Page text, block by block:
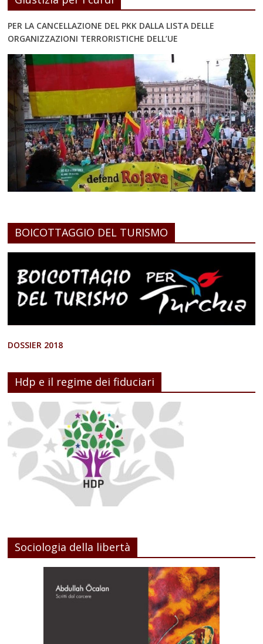
PER LA CANCELLAZIONE DEL PKK DALLA LISTA DELLE
ORGANIZZAZIONI TERRORISTICHE DELL’UE
BOICOTTAGGIO DEL TURISMO
DOSSIER 2018
Hdp e il regime dei fiduciari
Sociologia della libertà